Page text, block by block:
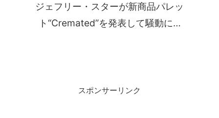
ジェフリー・スターが新商品パレッ
ト“Cremated”を発表して騒動に…
スポンサーリンク